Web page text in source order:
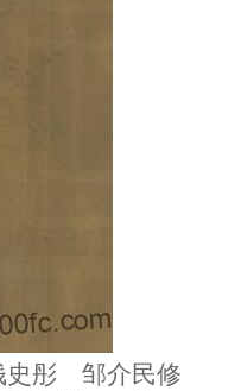
史彤 邹介民修